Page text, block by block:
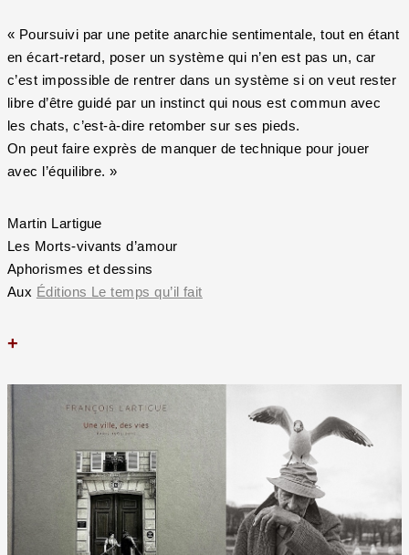
« Poursuivi par une petite anarchie sentimentale, tout en étant
en écart-retard, poser un système qui n’en est pas un, car
c’est impossible de rentrer dans un système si on veut rester
libre d’être guidé par un instinct qui nous est commun avec
les chats, c’est-à-dire retomber sur ses pieds.
On peut faire exprès de manquer de technique pour jouer
avec l’équilibre. »
Martin Lartigue
Les Morts-vivants d’amour
Aphorismes et dessins
Aux Éditions Le temps qu’il fait
+